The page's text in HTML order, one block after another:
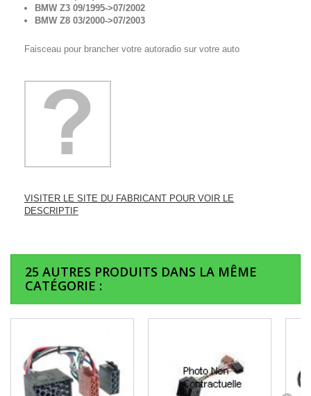
BMW Z3 09/1995->07/2002
BMW Z8 03/2000->07/2003
Faisceau pour brancher votre autoradio sur votre auto
VISITER LE SITE DU FABRICANT POUR VOIR LE
DESCRIPTIF
25 AUTRES PRODUITS DANS LA MÊME
CATÉGORIE :